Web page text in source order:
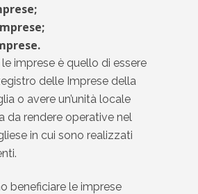
imprese è quello di essere
delle Imprese della
o avere un’unità locale
da rendere operative nel
in cui sono realizzati
beneficiare le imprese